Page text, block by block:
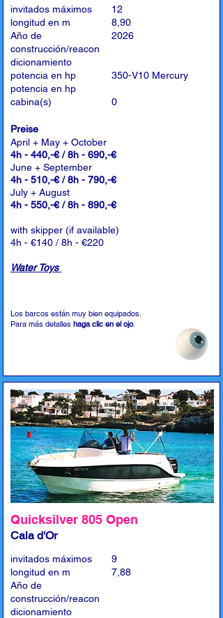
invitados máximos
longitud en m
Año de
construcción/reacon
dicionamiento
potencia en hp
potencia en hp
cabina(s)
12
8,90
2026
350-V10 Mercury
0
Preise
April + May + October
4h - 440,-€ / 8h - 690,-€
June + September
4h - 510,-€ / 8h - 790,-€
July + August
4h - 550,-€ / 8h - 890,-€
with skipper (if available)
4h - €140 / 8h - €220
Water Toys
Los barcos están muy bien equipados.
Para más detalles haga clic en el ojo.
Quicksilver 805 Open
Cala d'Or
invitados máximos
longitud en m
Año de
construcción/reacon
dicionamiento
9
7,88